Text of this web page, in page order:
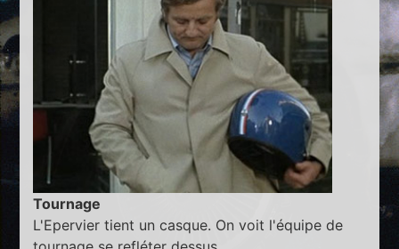
Tournage
L'Epervier tient un casque. On voit l'équipe de